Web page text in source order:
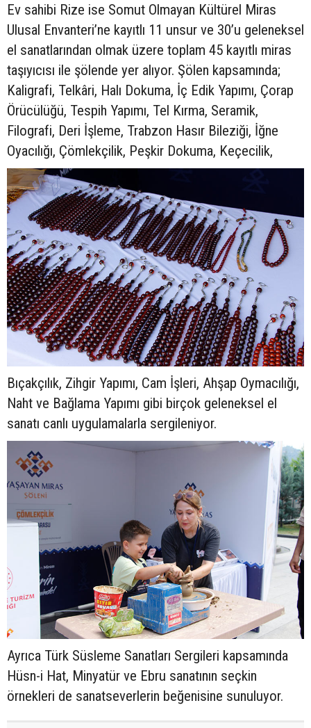
Ev sahibi Rize ise Somut Olmayan Kültürel Miras
Ulusal Envanteri’ne kayıtlı 11 unsur ve 30’u geleneksel
el sanatlarından olmak üzere toplam 45 kayıtlı miras
taşıyıcısı ile şölende yer alıyor. Şölen kapsamında;
Kaligrafi, Telkâri, Halı Dokuma, İç Edik Yapımı, Çorap
Örücülüğü, Tespih Yapımı, Tel Kırma, Seramik,
Filografi, Deri İşleme, Trabzon Hasır Bileziği, İğne
Oyacılığı, Çömlekçilik, Peşkir Dokuma, Keçecilik,
Bıçakçılık, Zihgir Yapımı, Cam İşleri, Ahşap Oymacılığı,
Naht ve Bağlama Yapımı gibi birçok geleneksel el
sanatı canlı uygulamalarla sergileniyor.
Ayrıca Türk Süsleme Sanatları Sergileri kapsamında
Hüsn-i Hat, Minyatür ve Ebru sanatının seçkin
örnekleri de sanatseverlerin beğenisine sunuluyor.